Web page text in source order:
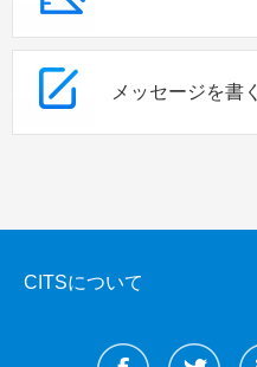
メッセージを書く
CITSについて